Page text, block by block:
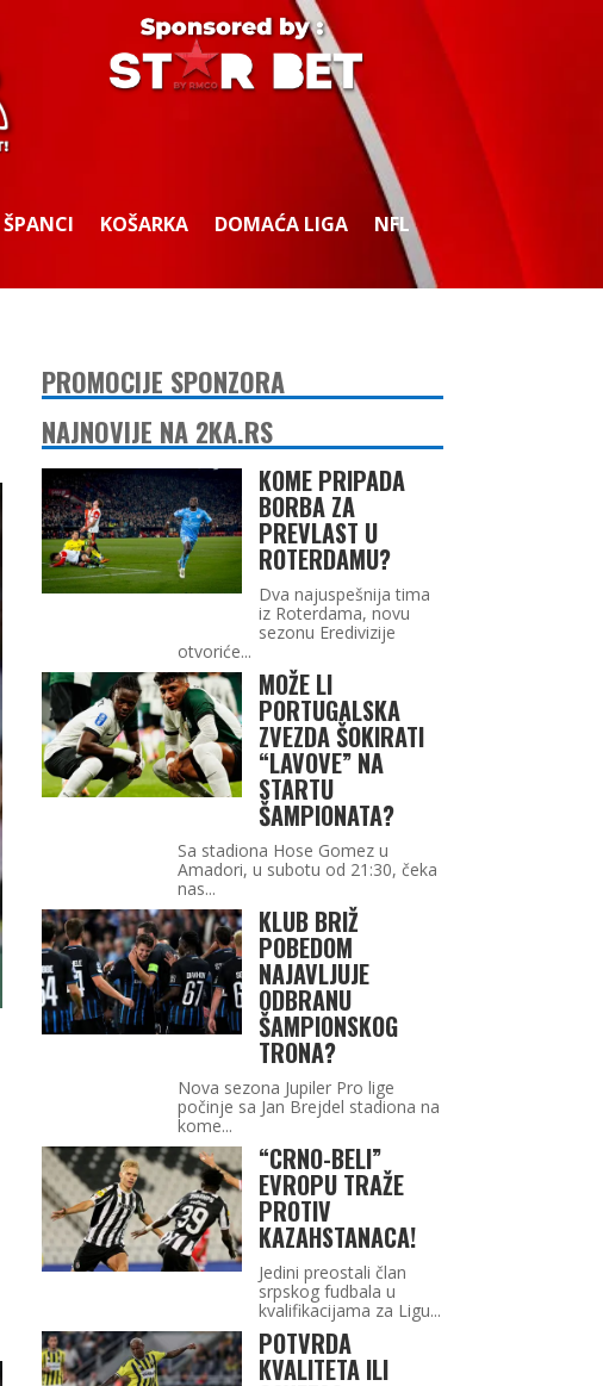
ŠPANCI KOŠARKA DOMAĆA LIGA
NFL
PROMOCIJE SPONZORA
NAJNOVIJE NA 2KA.RS
KOME PRIPADA
BORBA ZA
PREVLAST U
ROTERDAMU?
Dva najuspešnija tima
iz Roterdama, novu
sezonu Eredivizije
otvoriće...
MOŽE LI
PORTUGALSKA
ZVEZDA ŠOKIRATI
“LAVOVE” NA
STARTU
ŠAMPIONATA?
Sa stadiona Hose Gomez u
Amadori, u subotu od 21:30, čeka
nas...
KLUB BRIŽ
POBEDOM
NAJAVLJUJE
ODBRANU
ŠAMPIONSKOG
TRONA?
Nova sezona Jupiler Pro lige
počinje sa Jan Brejdel stadiona na
kome...
“CRNO-BELI”
EVROPU TRAŽE
PROTIV
KAZAHSTANACA!
Jedini preostali član
srpskog fudbala u
kvalifikacijama za Ligu...
POTVRDA
KVALITETA ILI